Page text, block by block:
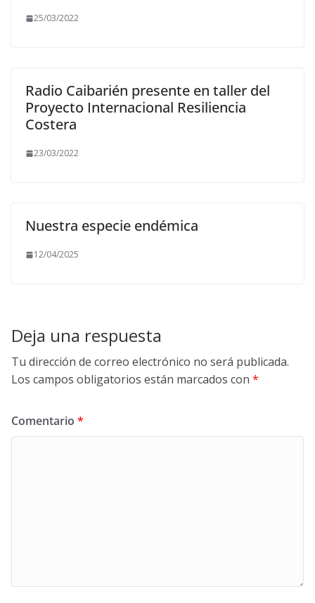
25/03/2022
Radio Caibarién presente en taller del
Proyecto Internacional Resiliencia
Costera
23/03/2022
Nuestra especie endémica
12/04/2025
Deja una respuesta
Tu dirección de correo electrónico no será publicada.
Los campos obligatorios están marcados con *
Comentario *